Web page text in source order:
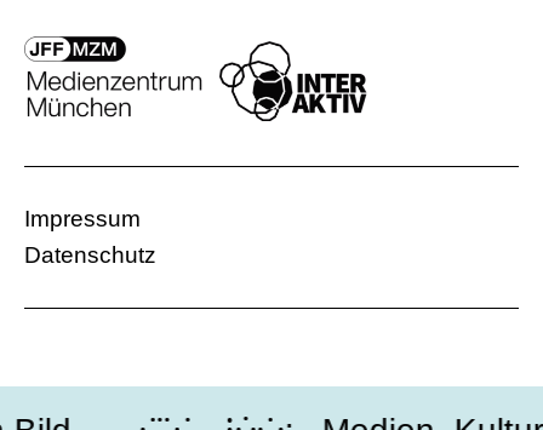
Impressum
Datenschutz